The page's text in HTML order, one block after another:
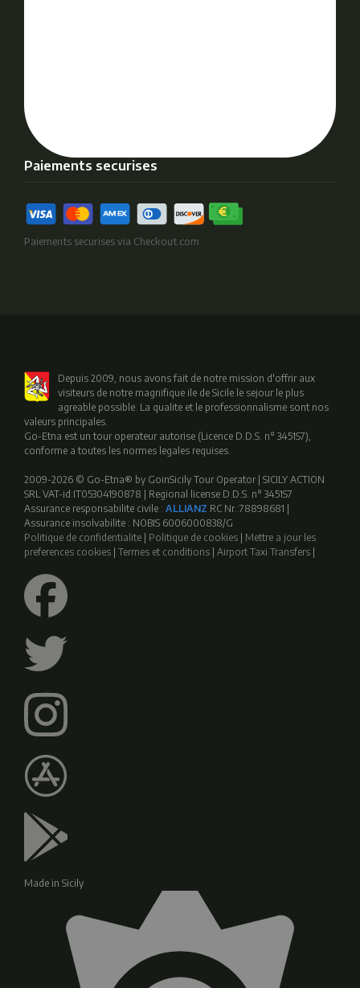
Paiements securises
Paiements securises via Checkout.com
Depuis 2009, nous avons fait de notre mission d'offrir aux
visiteurs de notre magnifique ile de Sicile le sejour le plus
agreable possible. La qualite et le professionnalisme sont nos
valeurs principales.
Go-Etna est un tour operateur autorise (Licence D.D.S. n° 3451S7),
conforme a toutes les normes legales requises.
2009-2026 © Go-Etna® by GoinSicily Tour Operator | SICILY ACTION
SRL VAT-id:IT05304190878 | Regional license D.D.S. n° 3451S7
Assurance responsabilite civile : ALLIANZ RC Nr.:78898681 |
Assurance insolvabilite : NOBIS 6006000838/G
Politique de confidentialite
Politique de cookies
Mettre a jour les
preferences cookies Termes et conditions Airport Taxi Transfers
Made in Sicily